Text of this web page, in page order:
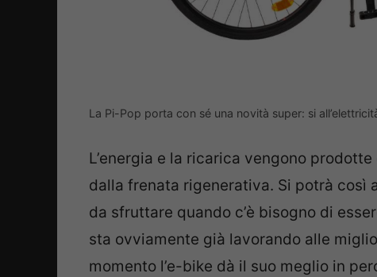
La Pi-Pop porta con sé una novità super: si
L’energia e la ricarica vengono
dalla frenata rigenerativa. Si potrà così
da sfruttare quando c’è bisogno di
sta ovviamente già lavorando alle
momento l’e-bike dà il suo meglio in